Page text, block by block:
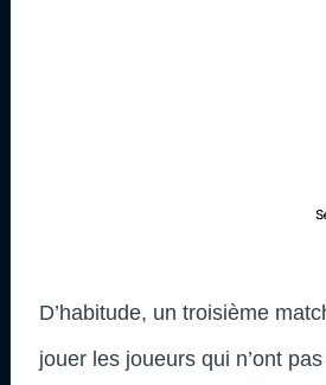
D’habitude, un troisième
jouer les joueurs qui n’ont